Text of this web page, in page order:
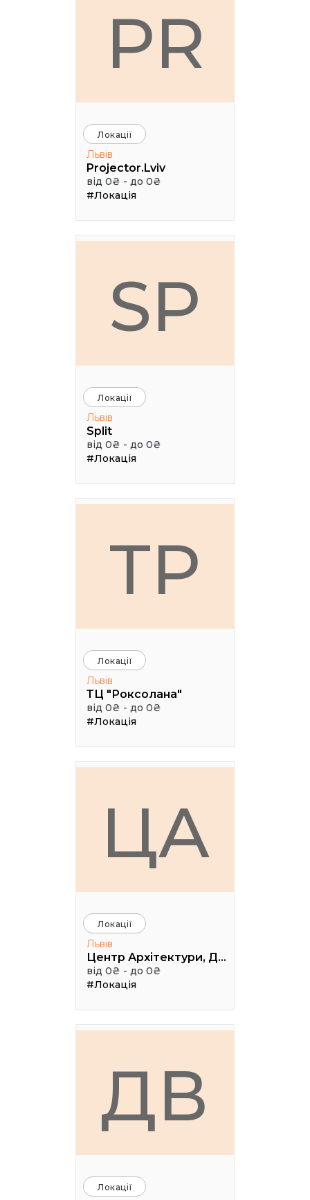
PR
Локації
Львів
Projector.Lviv
від 0₴ - до 0₴
#Локація
SP
Локації
Львів
Split
від 0₴ - до 0₴
#Локація
ТР
Локації
Львів
ТЦ "Роксолана"
від 0₴ - до 0₴
#Локація
ЦА
Локації
Львів
Центр Архітектури, Дизайну та Урбаністики Порохова ВЕЖА
від 0₴ - до 0₴
#Локація
ДВ
Локації